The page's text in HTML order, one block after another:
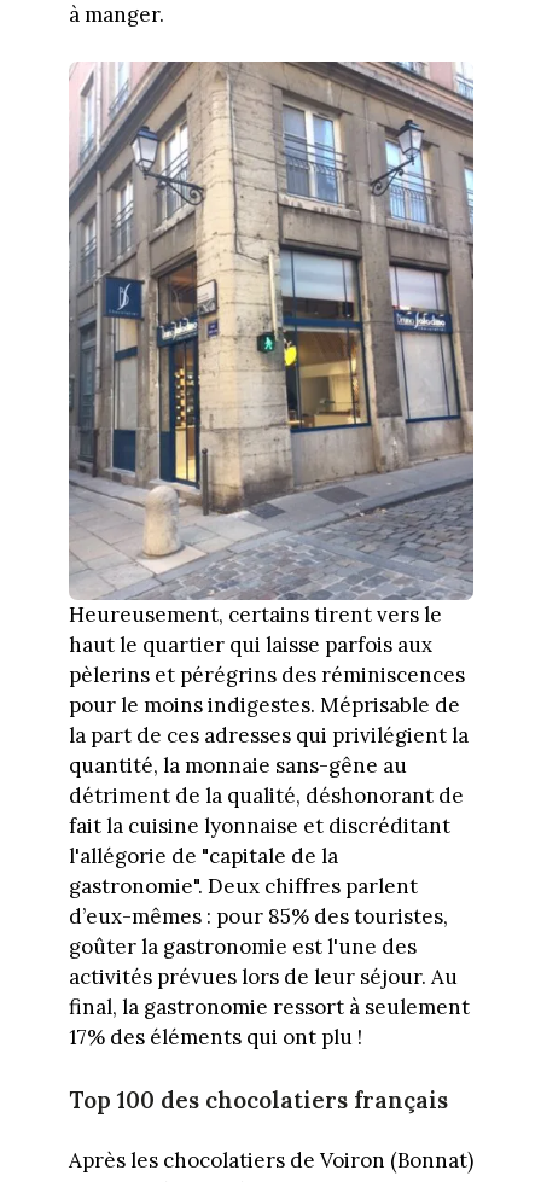
à manger.
Heureusement, certains tirent vers le
haut le quartier qui laisse parfois aux
pèlerins et pérégrins des réminiscences
pour le moins indigestes. Méprisable de
la part de ces adresses qui privilégient la
quantité, la monnaie sans-gêne au
détriment de la qualité, déshonorant de
fait la cuisine lyonnaise et discréditant
l'allégorie de "capitale de la
gastronomie". Deux chiffres parlent
d’eux-mêmes : pour 85% des touristes,
goûter la gastronomie est l'une des
activités prévues lors de leur séjour. Au
final, la gastronomie ressort à seulement
17% des éléments qui ont plu !
Top 100 des chocolatiers français
Après les chocolatiers de Voiron (Bonnat)